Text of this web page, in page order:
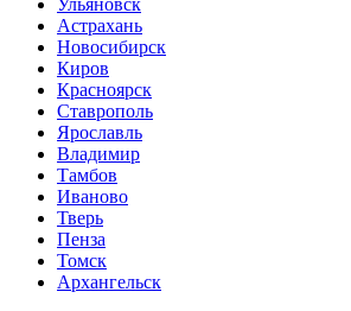
Ульяновск
Астрахань
Новосибирск
Киров
Красноярск
Ставрополь
Ярославль
Владимир
Тамбов
Иваново
Тверь
Пенза
Томск
Архангельск